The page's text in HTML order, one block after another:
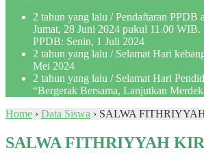
2 tahun yang lalu / Pendaftaran PPDB
Jumat, 28 Juni 2024 pukul 11.00
PPDB: Senin, 1 Juli 2024
2 tahun yang lalu / Selamat Hari
Mei 2024
2 tahun yang lalu / Selamat Hari
“Bergerak Bersama, Lanjutkan
Home › Data Siswa › SALWA
SALWA FITHRIYYAH